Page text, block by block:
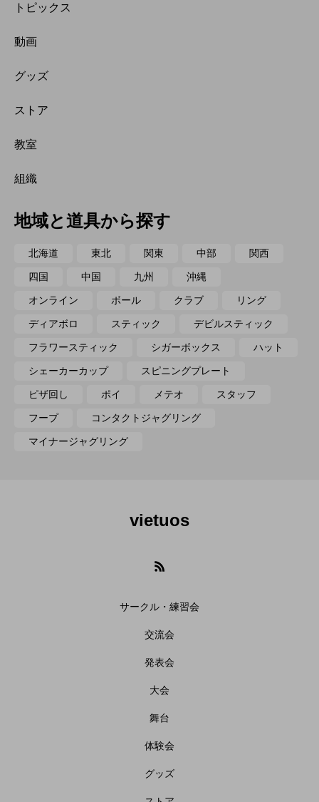
トピックス
動画
グッズ
ストア
教室
組織
地域と道具から探す
北海道 東北 関東 中部 関西
四国 中国 九州 沖縄
オンライン ボール クラブ リング
ディアボロ スティック デビルスティック
フラワースティック シガーボックス ハット
シェーカーカップ スピニングプレート
ピザ回し ポイ メテオ スタッフ
フープ コンタクトジャグリング
マイナージャグリング
vietuos
サークル・練習会
交流会
発表会
大会
舞台
体験会
グッズ